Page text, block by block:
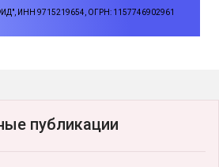
ИНН 9715219654, ОГРН: 1157746902961
публикации